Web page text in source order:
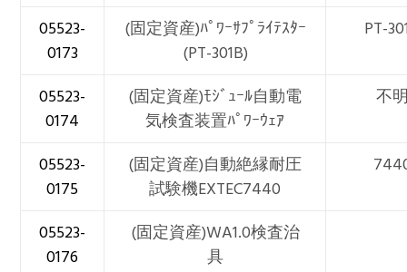
05523-
0173
(固定資産)ﾊﾟﾜｰｻﾌﾟﾗｲﾃｽﾀｰ
(PT-301B)
PT-
05523-
0174
(固定資産)ﾓｼﾞｭｰﾙ自動電
気検査装置ﾊﾟﾜｰｳｪｱ
不
05523-
0175
(固定資産)自動絶縁耐圧
試験機EXTEC7440
05523-
0176
(固定資産)WA1.0検査治
具